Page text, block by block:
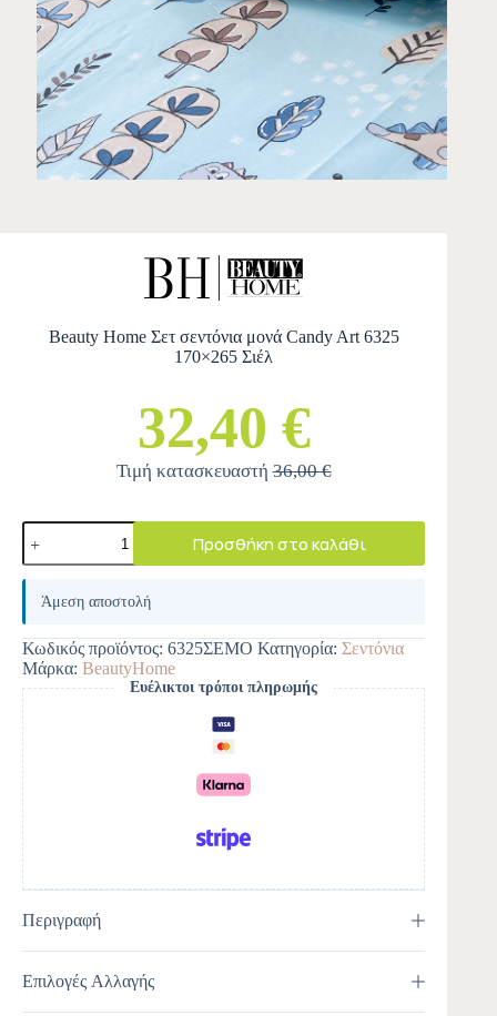
Beauty Home Σετ σεντόνια μονά Candy Art 6325
170×265 Σιέλ
32,40 €
Τιμή κατασκευαστή36,00 €
Προσθήκη στο καλάθι
A
e
r
n
a
t
i
v
e
:
Άμεση αποστολή
Κωδικός προϊόντος: 6325ΣΕΜΟ Κατηγορία: Σεντόνια
Μάρκα: BeautyHome
Ευέλικτοι τρόποι πληρωμής
Περιγραφή
Επιλογές Αλλαγής